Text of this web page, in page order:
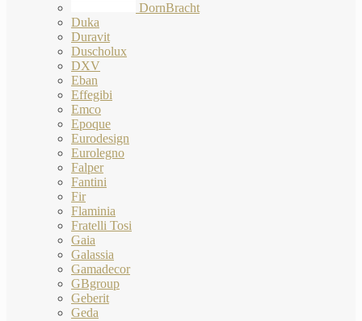
DornBracht
Duka
Duravit
Duscholux
DXV
Eban
Effegibi
Emco
Epoque
Eurodesign
Eurolegno
Falper
Fantini
Fir
Flaminia
Fratelli Tosi
Gaia
Galassia
Gamadecor
GBgroup
Geberit
Geda